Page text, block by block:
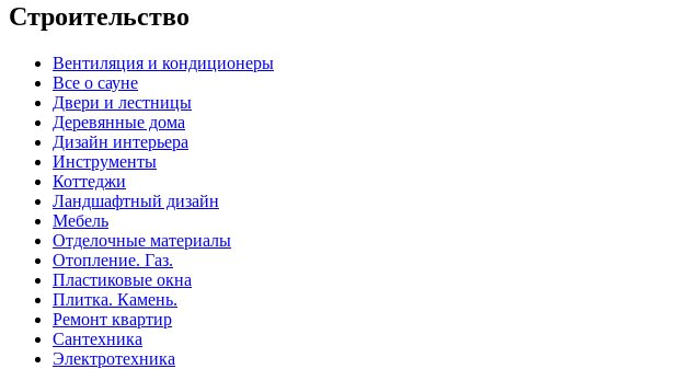
Строительство
Вентиляция и кондиционеры
Все о сауне
Двери и лестницы
Деревянные дома
Дизайн интерьера
Инструменты
Коттеджи
Ландшафтный дизайн
Мебель
Отделочные материалы
Отопление. Газ.
Пластиковые окна
Плитка. Камень.
Ремонт квартир
Сантехника
Электротехника